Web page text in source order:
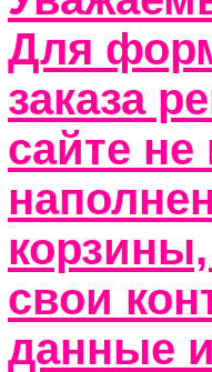
Для
заказа
сайте
свои
данные